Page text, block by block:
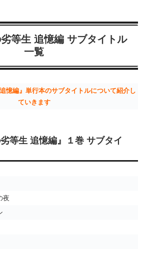
等生 追憶編 サブタイトル
一覧
憶編』単行本のサブタイトルについて紹介し
ていきます
劣等生 追憶編』１巻 サブタイ
夜